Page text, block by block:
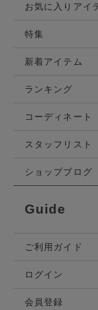
お気に入りアイ
特集
新着アイテム
ランキング
コーディネート
スタッフリスト
ショップブログ
Guide
ご利用ガイド
ログイン
会員登録